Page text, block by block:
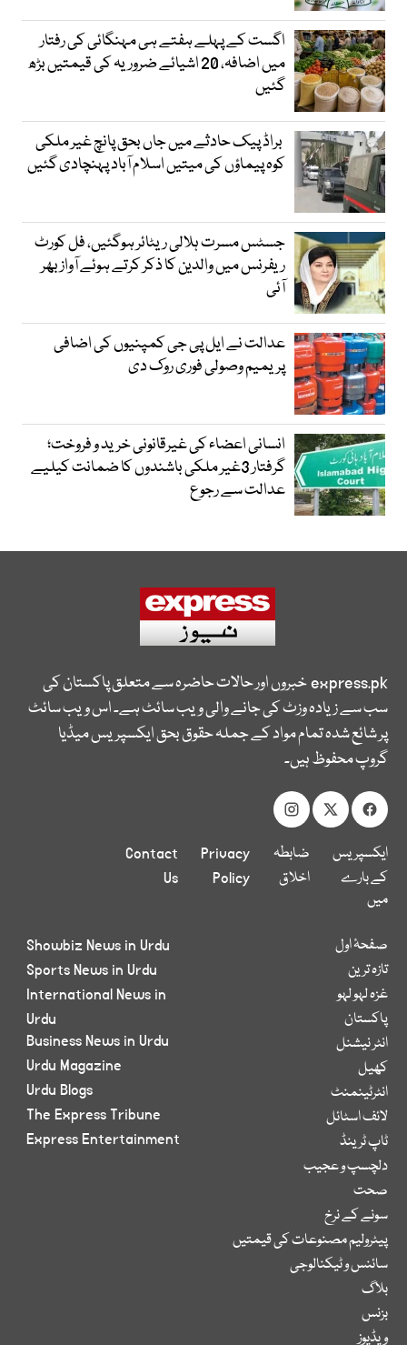
اگست کے پہلے ہفتے ہی مہنگائی کی رفتار
میں اضافہ، 20 اشیائے ضروریہ کی قیمتیں بڑھ
گئیں
براڈ پیک حادثے میں جاں بحق پانچ غیر ملکی
کوہ پیماؤں کی میتیں اسلام آباد پہنچادی گئیں
جسٹس مسرت ہلالی ریٹائر ہوگئیں، فل کورٹ
ریفرنس میں والدین کا ذکر کرتے ہوئے آواز بھر
آئی
عدالت نے ایل پی جی کمپنیوں کی اضافی
پریمیم وصولی فوری روک دی
انسانی اعضاء کی غیرقانونی خرید و فروخت؛
گرفتار 3غیر ملکی باشندوں کا ضمانت کیلیے
عدالت سے رجوع
express.pkخبروں اور حالات حاضرہ سے متعلق پاکستان کی
سب سے زیادہ وزٹ کی جانے والی ویب سائٹ ہے۔ اس ویب سائٹ
پر شائع شدہ تمام مواد کے جملہ حقوق بحق ایکسپریس میڈیا
گروپ محفوظ ہیں۔
ایکسپریس
کے بارے
میں
ضابطہ
اخلاق
Privacy
Policy
Contact
Us
صفحۂ اول
تازہ ترین
غزہ لہو لہو
پاکستان
انٹر نیشنل
کھیل
انٹرٹینمنٹ
لائف اسٹائل
ٹاپ ٹرینڈ
دلچسپ و عجیب
صحت
سونے کے نرخ
پیٹرولیم مصنوعات کی قیمتیں
سائنس و ٹیکنالوجی
بلاگ
بزنس
ویڈیوز
Showbiz News in Urdu
Sports News in Urdu
International News in
Urdu
Business News in Urdu
Urdu Magazine
Urdu Blogs
The Express Tribune
Express Entertainment